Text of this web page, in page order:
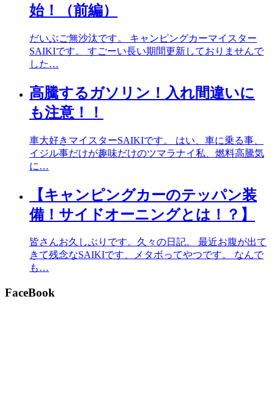
始！（前編）
だいぶご無沙汰です。 キャンピングカーマイスター
SAIKIです。 すごーい長い期間更新しておりませんで
した…
高騰するガソリン！入れ間違いに
も注意！！
車大好きマイスターSAIKIです。 はい、車に乗る事、
イジル事だけが趣味だけのツマラナイ私、燃料高騰気
に…
【キャンピングカーのテッパン装
備！サイドオーニングとは！？】
皆さんお久しぶりです。久々の日記。 最近お腹が出て
きて残念なSAIKIです、メタボってやつです。 なんで
も…
FaceBook